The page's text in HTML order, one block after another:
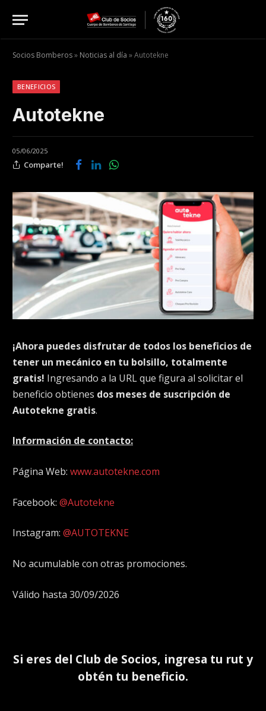
Socios Bomberos» Noticias al día »Autotekne
BENEFICIOS
Autotekne
05/06/2025
Comparte!
¡Ahora puedes disfrutar de todos los beneficios de
tener un mecánico en tu bolsillo, totalmente
gratis! Ingresando a la URL que figura al solicitar el
beneficio obtienes dos meses de suscripción de
Autotekne gratis.
Información de contacto:
Página Web: www.autotekne.com
Facebook: @Autotekne
Instagram: @AUTOTEKNE
No acumulable con otras promociones.
Válido hasta 30/09/2026
Si eres del Club de Socios, ingresa tu rut y
obtén tu beneficio.